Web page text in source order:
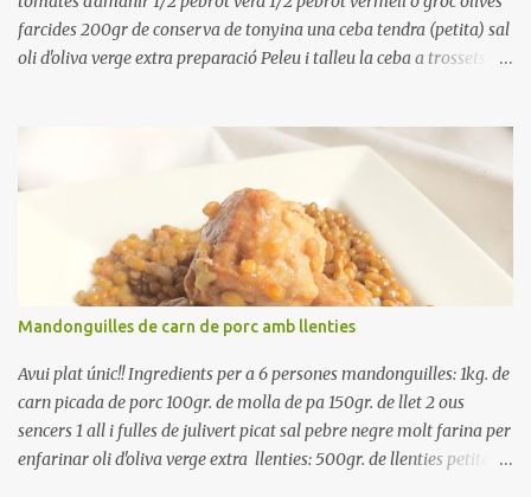
farcides 200gr de conserva de tonyina una ceba tendra (petita) sal
oli d'oliva verge extra preparació Peleu i talleu la ceba a trossets i
Renteu les tomates i talleu-les a octaus. Talleu les olives a
rodanxes. Una hora abans de portar a la taula, poseu els cigrons,
ben escorreguts, en un bol, amb la resta d'ingredients: les tomates,
el pebrot, la ceba, (escorreguda), les olives i la tonyina esmicolada.
Amaniu amb sal i oli... bon profit!!
Mandonguilles de carn de porc amb llenties
Avui plat únic!! Ingredients per a 6 persones mandonguilles: 1kg. de
carn picada de porc 100gr. de molla de pa 150gr. de llet 2 ous
sencers 1 all i fulles de julivert picat sal pebre negre molt farina per
enfarinar oli d'oliva verge extra llenties: 500gr. de llenties petites